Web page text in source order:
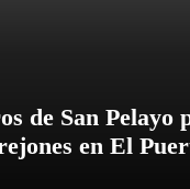
de San Pelayo
en El